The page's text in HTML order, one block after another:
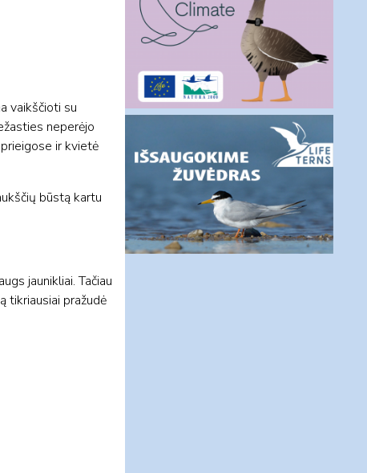
vaikščioti su
neperėjo
ir kvietė
būstą kartu
jaunikliai. Tačiau
tikriausiai pražudė